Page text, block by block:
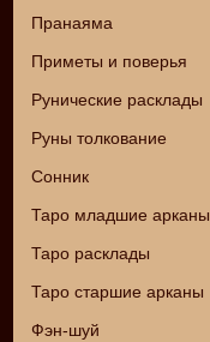
Пранаяма
Приметы и поверья
Рунические расклады
Руны толкование
Сонник
Таро младшие арканы
Таро расклады
Таро старшие арканы
Фэн-шуй